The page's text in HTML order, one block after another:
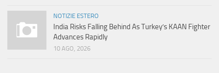
NOTIZIE ESTERO
India Risks Falling Behind As Turkey’s KAAN Fighter
Advances Rapidly
10 AGO, 2026